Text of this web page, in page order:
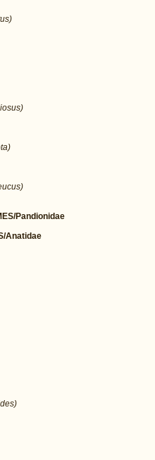
Pandionidae
Anatidae